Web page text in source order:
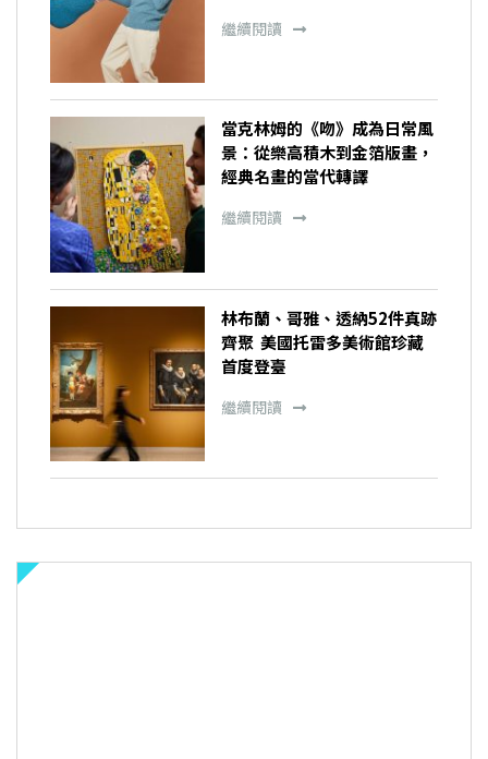
繼續閱讀
當克林姆的《吻》成為日常風
景：從樂高積木到金箔版畫，
經典名畫的當代轉譯
繼續閱讀
林布蘭、哥雅、透納52件真跡
齊聚 美國托雷多美術館珍藏
首度登臺
繼續閱讀